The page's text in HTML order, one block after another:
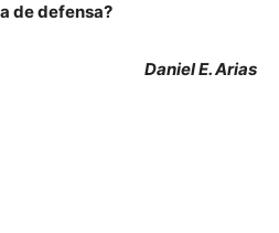
de defensa?
Daniel E. Arias